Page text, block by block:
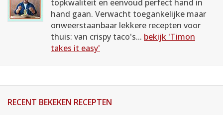
topkwaliteit en eenvoud perfect hand in
hand gaan. Verwacht toegankelijke maar
onweerstaanbaar lekkere recepten voor
thuis: van crispy taco's... bekijk 'Timon
takes it easy'
RECENT BEKEKEN RECEPTEN